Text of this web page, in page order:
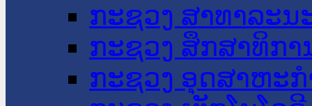
ກະຊວງ ສາທາລະນ
ກະຊວງ ສຶກສາທິກາ
ກະຊວງ ອຸດສາຫະ